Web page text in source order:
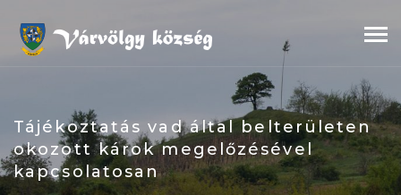
content
Tájékoztatás vad által belterületen
okozott károk megelőzésével
kapcsolatosan